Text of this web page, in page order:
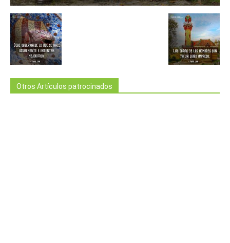
Otros Artículos patrocinados